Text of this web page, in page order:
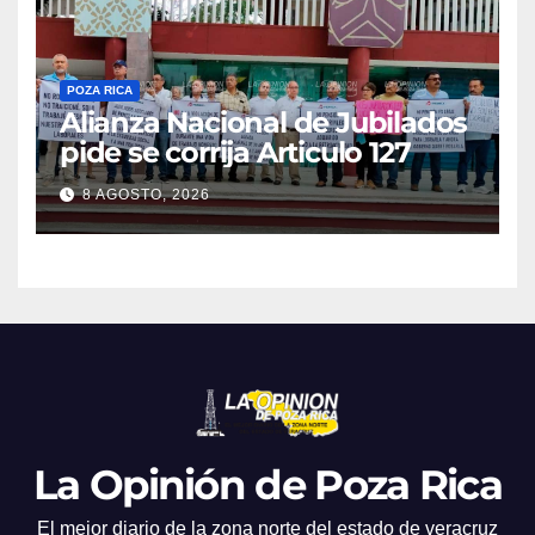
POZA RICA
Alianza Nacional de Jubilados
pide se corrija Articulo 127
8 AGOSTO, 2026
La Opinión de Poza Rica
El mejor diario de la zona norte del estado de veracruz